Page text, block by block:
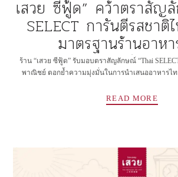
เสวย ซีฟู้ด” คว้าตราสั
SELECT การันตีรสชาติ
มาตรฐานร้านอาห
✻
ร้าน “เสวย ซีฟู้ด” รับมอบตราสัญลักษณ์ “Thai
พาณิชย์ ตอกย้ำความมุ่งมั่นในการนำเสนออาหารไ
READ MORE